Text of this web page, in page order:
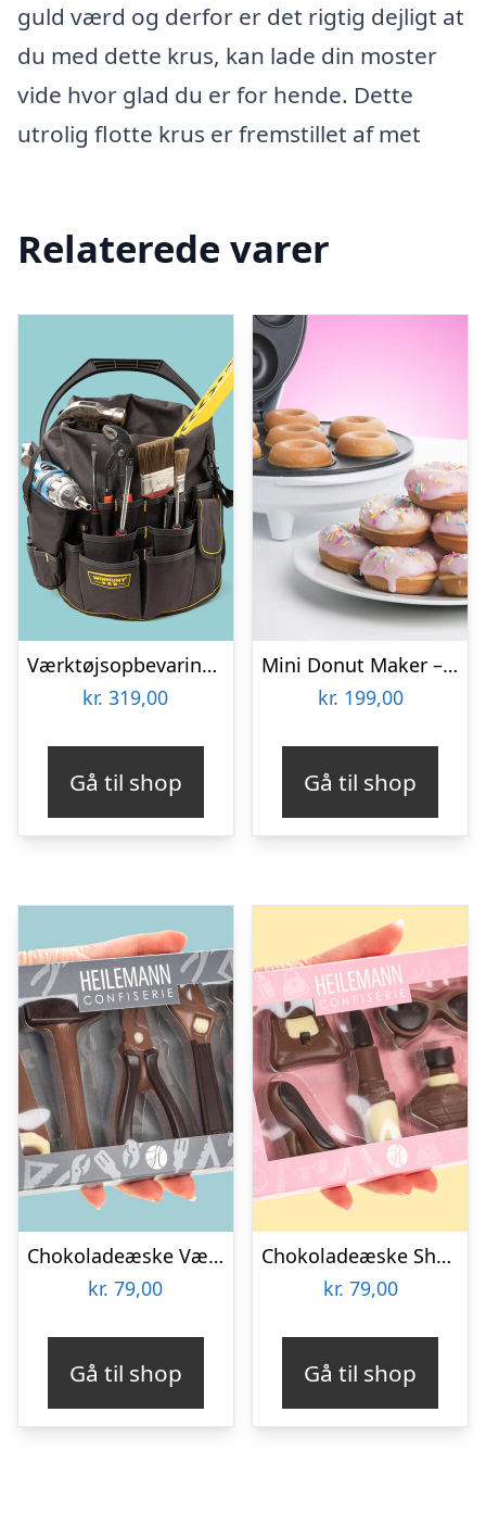
guld værd og derfor er det rigtig dejligt at
du med dette krus, kan lade din moster
vide hvor glad du er for hende. Dette
utrolig flotte krus er fremstillet af met
Relaterede varer
Værktøjsopbevaring til spand
kr. 319,00
Gå til shop
Mini Donut Maker – KitchPro
kr. 199,00
Gå til shop
Chokoladeæske Værktøj
kr. 79,00
Gå til shop
Chokoladeæske Shopping
kr. 79,00
Gå til shop